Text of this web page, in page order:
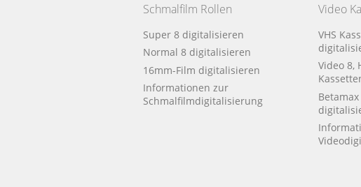
Schmalfilm Rollen
Super 8 digitalisieren
Normal 8 digitalisieren
16mm-Film digitalisieren
Informationen zur
Schmalfilmdigitalisierung
Video
VHS
Video 8,